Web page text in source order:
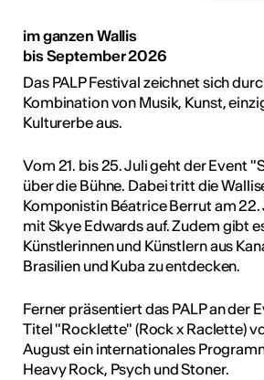
im ganzen Wallis
bis September 2026
Das PALP Festival zeichnet sich
Kombination von Musik, Kunst,
Kulturerbe aus.
Vom 21. bis 25. Juli geht der Event
über die Bühne. Dabei tritt die
Komponistin Béatrice Berrut am
mit Skye Edwards auf. Zudem gibt
Künstlerinnen und Künstlern aus
Brasilien und Kuba zu entdecken.
Ferner präsentiert das PALP an der
Titel "Rocklette" (Rock x Raclette)
August ein internationales
Heavy Rock, Psych und Stoner.